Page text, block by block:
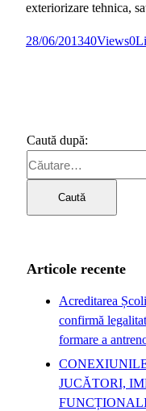
exteriorizare tehnica,
28/06/201340Views0
Caută după:
Articole recente
Acreditarea
confirmă
formare a
JUCĂTORI,